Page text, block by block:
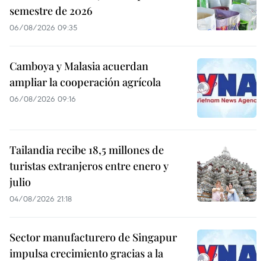
semestre de 2026
06/08/2026 09:35
Camboya y Malasia acuerdan
ampliar la cooperación agrícola
06/08/2026 09:16
Tailandia recibe 18,5 millones de
turistas extranjeros entre enero y
julio
04/08/2026 21:18
Sector manufacturero de Singapur
impulsa crecimiento gracias a la